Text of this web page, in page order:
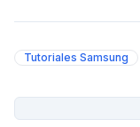
Tutoriales Samsung